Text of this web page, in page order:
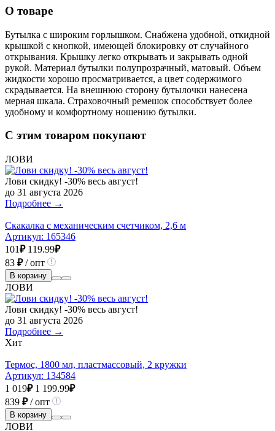
О товаре
Бутылка с широким горлышком. Снабжена удобной, откидной
крышкой с кнопкой, имеющей блокировку от случайного
открывания. Крышку легко открывать и закрывать одной
рукой. Материал бутылки полупрозрачный, матовый. Объем
жидкости хорошо просматривается, а цвет содержимого
скрадывается. На внешнюю сторону бутылочки нанесена
мерная шкала. Страховочный ремешок способствует более
удобному и комфортному ношению бутылки.
С этим товаром покупают
ЛОВИ
Лови скидку! -30% весь август!
до 31 августа 2026
Подробнее →
Скакалка с механическим счетчиком, 2,6 м
Артикул: 165346
101₽ 119.99₽
83 ₽/ опт
В корзину
ЛОВИ
Лови скидку! -30% весь август!
до 31 августа 2026
Подробнее →
Хит
Термос, 1800 мл, пластмассовый, 2 кружки
Артикул: 134584
1 019₽ 1 199.99₽
839 ₽/ опт
В корзину
ЛОВИ